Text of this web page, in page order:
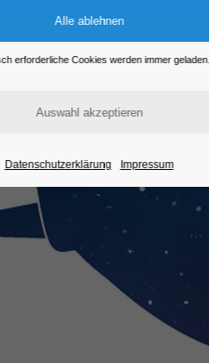
erforderliche Cookies werden immer geladen.
Datenschutzerklärung Impressum